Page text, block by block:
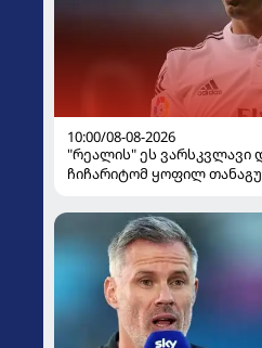
10:00/08-08-2026
"რეალის" ეს ვარსკვლავი
ჩიჩარიტომ ყოფილ